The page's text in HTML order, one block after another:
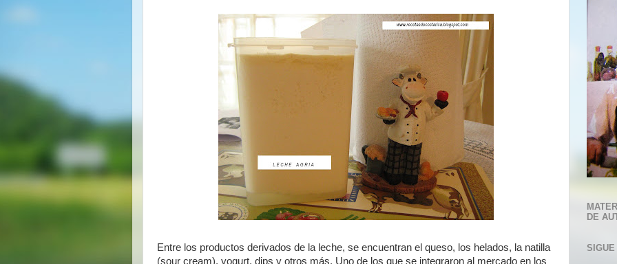
Entre los productos derivados de la leche, se encuentran el queso, los helados, la natilla
(sour cream), yogurt, dips y otros más. Uno de los que se integraron al mercado en los
DE